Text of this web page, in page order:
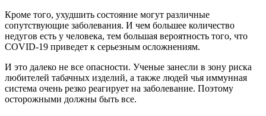
Кроме того, ухудшить состояние могут различные
сопутствующие заболевания. И чем большее количество
недугов есть у человека, тем большая вероятность того, что
COVID-19 приведет к серьезным осложнениям.
И это далеко не все опасности. Ученые занесли в зону риска
любителей табачных изделий, а также людей чья иммунная
система очень резко реагирует на заболевание. Поэтому
осторожными должны быть все.